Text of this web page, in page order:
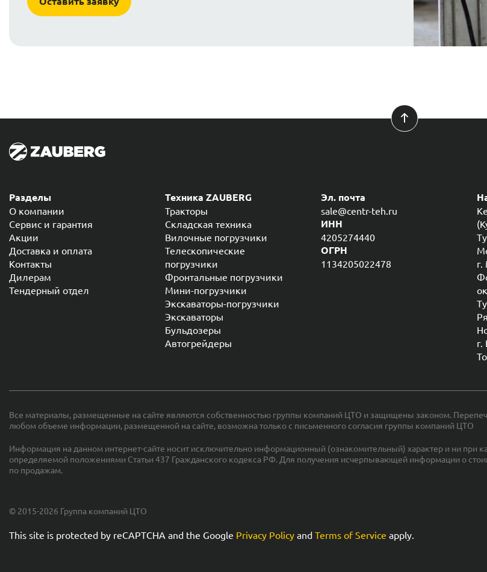
Разделы
О компании
Сервис и гарантия
Акции
Доставка и оплата
Контакты
Дилерам
Тендерный отдел
Техника ZAUBERG
Тракторы
Складская техника
Вилочные погрузчики
Телескопические
погрузчики
Фронтальные погрузчики
Мини-погрузчики
Экскаваторы-погрузчики
Экскаваторы
Бульдозеры
Автогрейдеры
Эл. почта
sale@centr-teh.ru
ИНН
4205274440
ОГРН
1134205022478
Все материалы, размещенные на сайте являются собственностью группы компаний ЦТО и защищены законом.
любом объеме информации, размещенной на сайте, возможна только с письменного согласия группы компаний ЦТО
Информация на данном интернет-сайте носит исключительно информационный (ознакомительный) характер и ни при
определяемой положениями Статьи 437 Гражданского кодекса РФ. Для получения исчерпывающей информации о
по продажам.
© 2015-2026 Группа компаний ЦТО
This site is protected by reCAPTCHA and the Google Privacy Policy and Terms of Service apply.